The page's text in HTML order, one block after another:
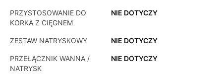
PRZYSTOSOWANIE DO
KORKA Z CIĘGNEM
NIE DOTYCZY
ZESTAW NATRYSKOWY NIE DOTYCZY
PRZEŁĄCZNIK WANNA /
NATRYSK
NIE DOTYCZY